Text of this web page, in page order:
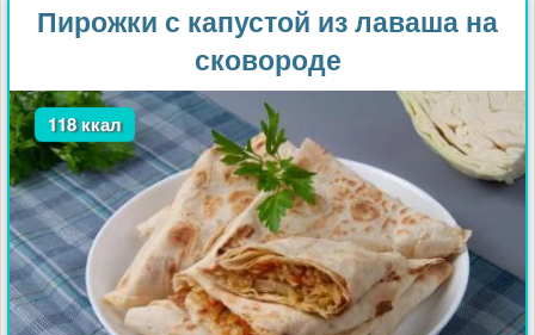
Пирожки с капустой из лаваша на
сковороде
118 ккал